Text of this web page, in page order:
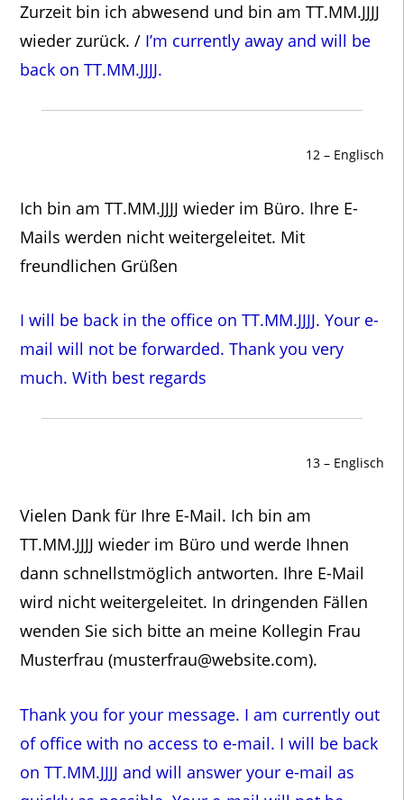
Zurzeit bin ich abwesend und bin am TT.MM.JJJJ
wieder zurück. / I’m currently away and will be
back on TT.MM.JJJJ.
12 – Englisch
Ich bin am TT.MM.JJJJ wieder im Büro. Ihre E-
Mails werden nicht weitergeleitet. Mit
freundlichen Grüßen
I will be back in the office on TT.MM.JJJJ. Your e-
mail will not be forwarded. Thank you very
much. With best regards
13 – Englisch
Vielen Dank für Ihre E-Mail. Ich bin am
TT.MM.JJJJ wieder im Büro und werde Ihnen
dann schnellstmöglich antworten. Ihre E-Mail
wird nicht weitergeleitet. In dringenden Fällen
wenden Sie sich bitte an meine Kollegin Frau
Musterfrau (musterfrau@website.com).
Thank you for your message. I am currently out
of office with no access to e-mail. I will be back
on TT.MM.JJJJ and will answer your e-mail as